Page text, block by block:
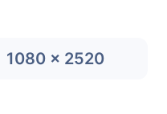
1080 x 2520